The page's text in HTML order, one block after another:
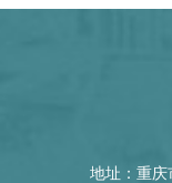
地址：重庆